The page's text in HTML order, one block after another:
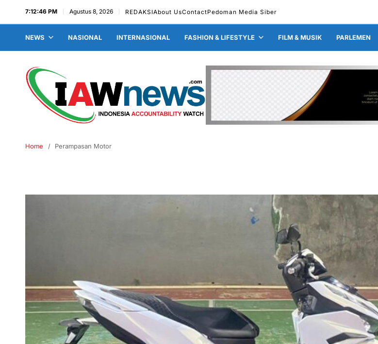
7:12:46 PM Agustus 8, 2026 REDAKSIAbout UsContactPedoman Media Siber
NEWS NASIONAL INTERNASIONAL FASHION & LIFESTYLE FILM & MUSIK PARLEMEN
Home Perampasan Motor